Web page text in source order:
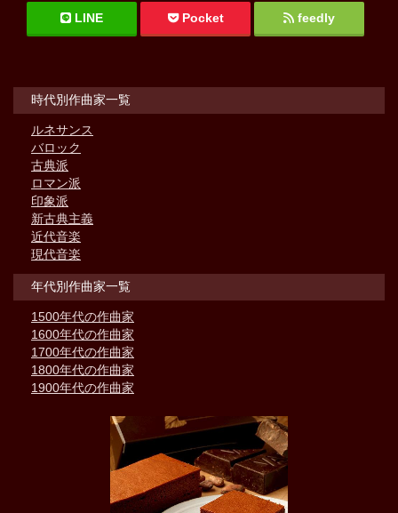
LINE Pocket feedly
時代別作曲家一覧
ルネサンス
バロック
古典派
ロマン派
印象派
新古典主義
近代音楽
現代音楽
年代別作曲家一覧
1500年代の作曲家
1600年代の作曲家
1700年代の作曲家
1800年代の作曲家
1900年代の作曲家